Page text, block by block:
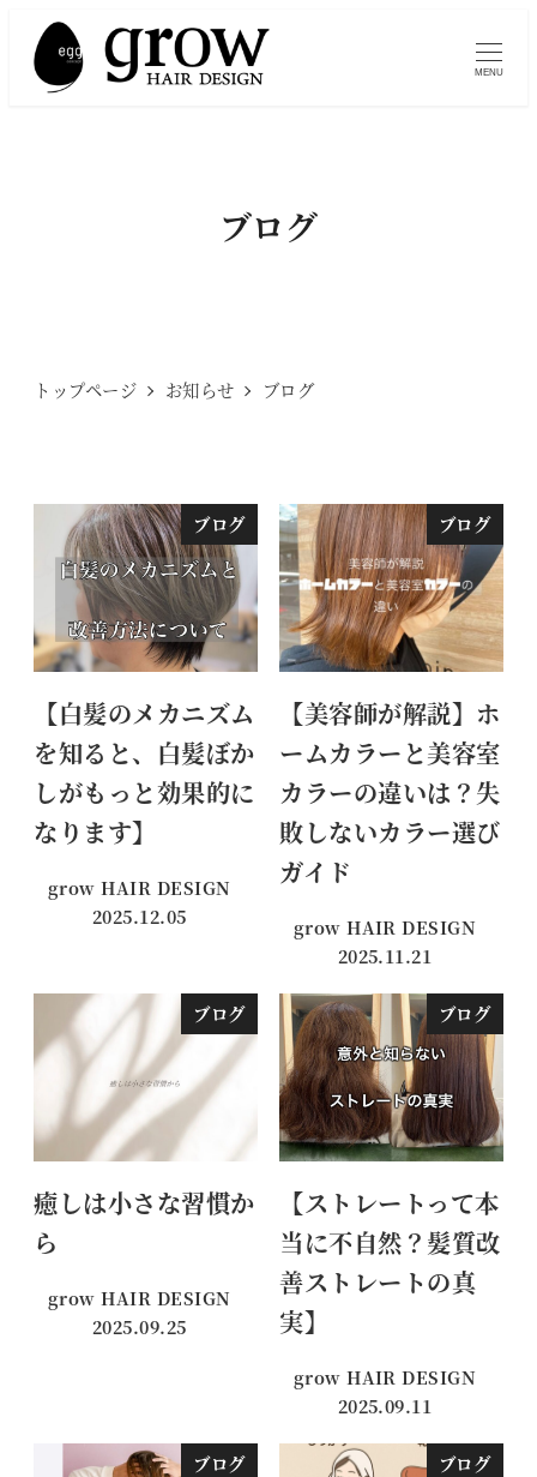
MENU
ブログ
トップページ お知らせ ブログ
ブログ
【白髪のメカニズム
を知ると、白髪ぼか
しがもっと効果的に
なります】
grow HAIR DESIGN
投稿日
2025.12.05
ブログ
【美容師が解説】ホ
ームカラーと美容室
カラーの違いは？失
敗しないカラー選び
ガイド
grow HAIR DESIGN
投稿日
2025.11.21
ブログ
癒しは小さな習慣か
ら
grow HAIR DESIGN
投稿日
2025.09.25
ブログ
【ストレートって本
当に不自然？髪質改
善ストレートの真
実】
grow HAIR DESIGN
投稿日
2025.09.11
ブログ ブログ